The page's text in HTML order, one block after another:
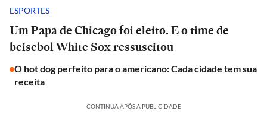
ESPORTES
Um Papa de Chicago foi eleito. E o time de
beisebol White Sox ressuscitou
O hot dog perfeito para o americano: Cada cidade tem sua
receita
CONTINUA APÓS A PUBLICIDADE